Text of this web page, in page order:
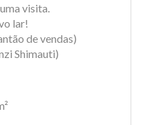
visita.
lar!
de vendas)
Shimauti)